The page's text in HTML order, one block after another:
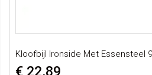
Kloofbijl Ironside Met Essensteel